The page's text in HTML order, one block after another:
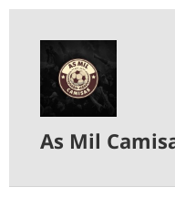
As Mil